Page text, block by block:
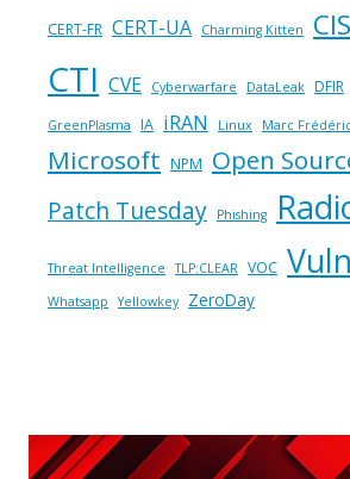
CERT-FR CERT-UA Charming Kitten
CTI CVE Cyberwarfare DataLeak DFIR
GreenPlasma IA iRAN Linux Marc
Microsoft NPM Open
Patch Tuesday Phishing
Threat Intelligence TLP:CLEAR VOC
Whatsapp Yellowkey ZeroDay